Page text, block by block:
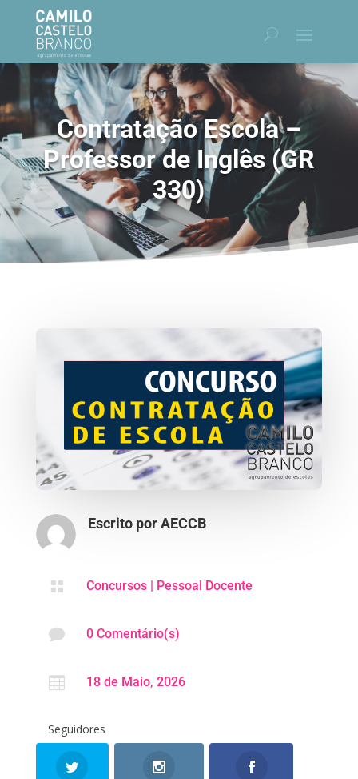
Contratação Escola –
Professor de Inglês (GR
330)
Escrito porAECCB
 Concursos| Pessoal Docente
 0 Comentário(s)
 18 de Maio, 2026
Seguidores